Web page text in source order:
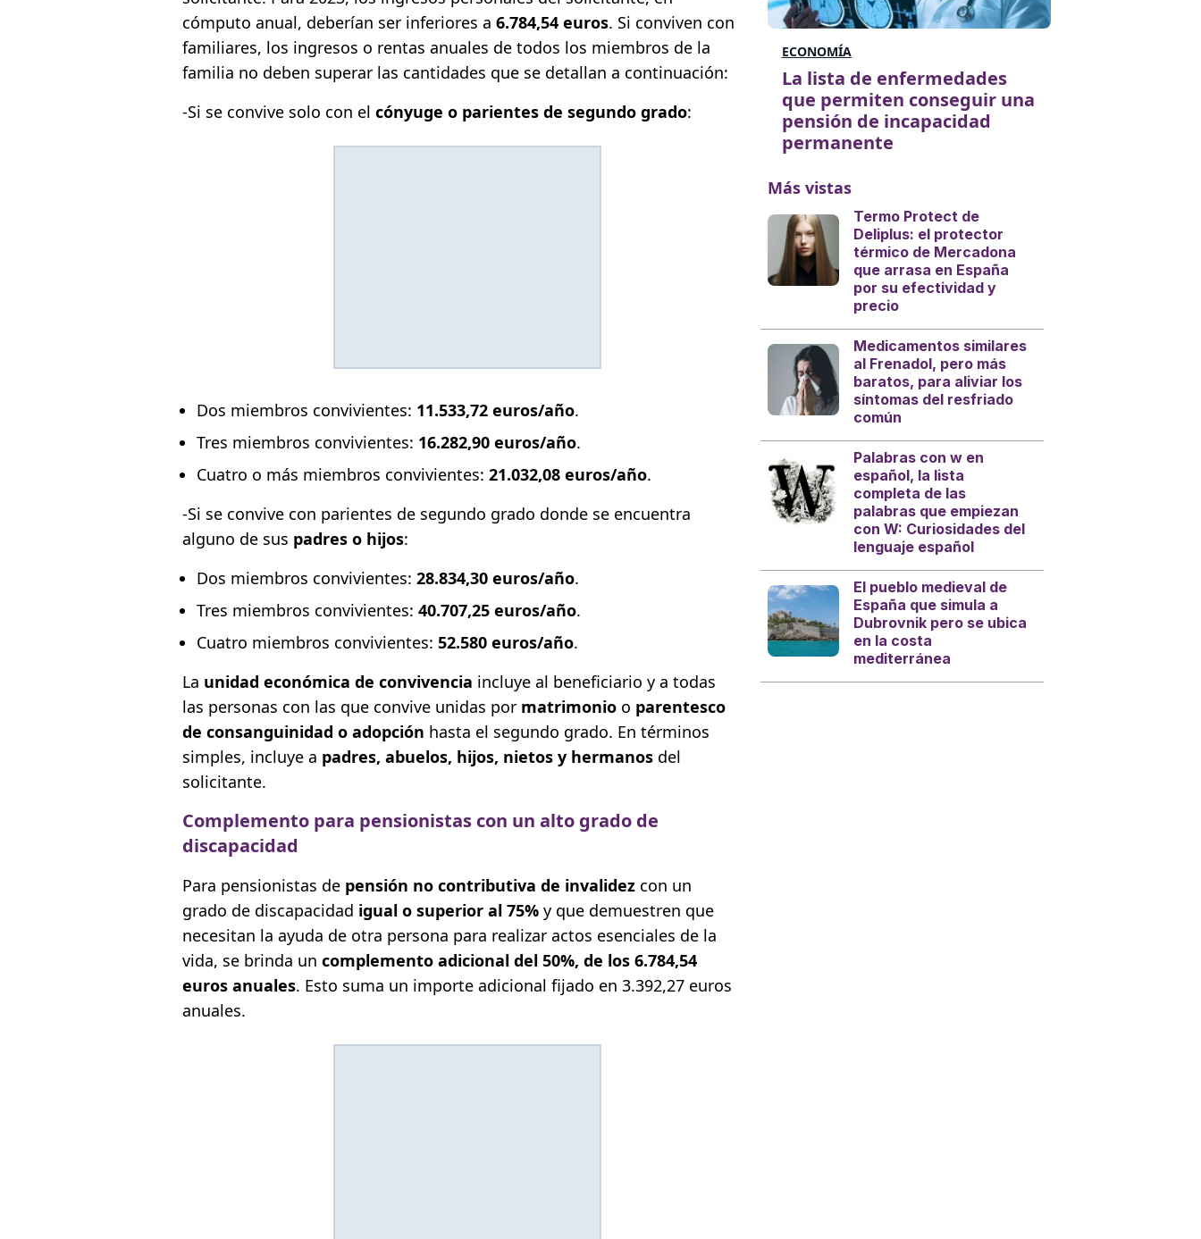
cómputo anual, deberían ser inferiores a 6.784,54 euros. Si conviven con
familiares, los ingresos o rentas anuales de todos los miembros de la
familia no deben superar las cantidades que se detallan a continuación:
-Si se convive solo con el cónyuge o parientes de segundo grado:
Dos miembros convivientes: 11.533,72 euros/año.
Tres miembros convivientes: 16.282,90 euros/año.
Cuatro o más miembros convivientes: 21.032,08 euros/año.
-Si se convive con parientes de segundo grado donde se encuentra
alguno de sus padres o hijos:
Dos miembros convivientes: 28.834,30 euros/año.
Tres miembros convivientes: 40.707,25 euros/año.
Cuatro miembros convivientes: 52.580 euros/año.
La unidad económica de convivencia incluye al beneficiario y a todas
las personas con las que convive unidas por matrimonio o parentesco
de consanguinidad o adopción hasta el segundo grado. En términos
simples, incluye a padres, abuelos, hijos, nietos y hermanos del
solicitante.
Complemento para pensionistas con un alto grado de
discapacidad
Para pensionistas de pensión no contributiva de invalidez con un
grado de discapacidad igual o superior al 75% y que demuestren que
necesitan la ayuda de otra persona para realizar actos esenciales de la
vida, se brinda un complemento adicional del 50%, de los 6.784,54
euros anuales. Esto suma un importe adicional fijado en 3.392,27 euros
anuales.
ECONOMÍA
La lista de enfermedades
que permiten conseguir una
pensión de incapacidad
permanente
Más vistas
Termo Protect de
Deliplus: el protector
térmico de Mercadona
que arrasa en España
por su efectividad y
precio
Medicamentos similares
al Frenadol, pero más
baratos, para aliviar los
síntomas del resfriado
común
Palabras con w en
español, la lista
completa de las
palabras que empiezan
con W: Curiosidades del
lenguaje español
El pueblo medieval de
España que simula a
Dubrovnik pero se ubica
en la costa
mediterránea